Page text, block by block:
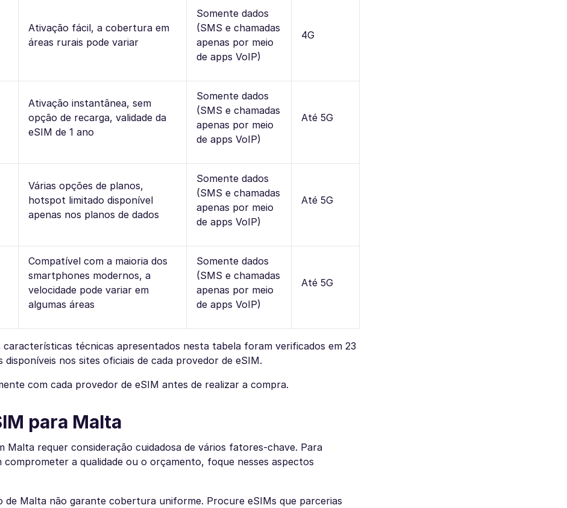
Ativação fácil, a cobertura em
áreas rurais pode variar
Somente dados
(SMS e chamadas
apenas por meio
de apps VoIP)
4G
Ativação instantânea, sem
opção de recarga, validade da
eSIM de 1 ano
Somente dados
(SMS e chamadas
apenas por meio
de apps VoIP)
Até 5G
Várias opções de planos,
hotspot limitado disponível
apenas nos planos de dados
Somente dados
(SMS e chamadas
apenas por meio
de apps VoIP)
Até 5G
Compatível com a maioria dos
smartphones modernos, a
velocidade pode variar em
algumas áreas
Somente dados
(SMS e chamadas
apenas por meio
de apps VoIP)
Até 5G
técnicas apresentados nesta tabela foram verificados em 23
nos sites oficiais de cada provedor de eSIM.
com cada provedor de eSIM antes de realizar a compra.
para Malta
Malta requer consideração cuidadosa de vários fatores-chave. Para
a qualidade ou o orçamento, foque nesses aspectos
de Malta não garante cobertura uniforme. Procure eSIMs que parcerias